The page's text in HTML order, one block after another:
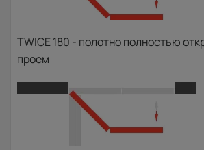
TWICE 180 - полотно полностью
проем